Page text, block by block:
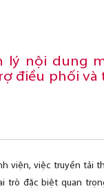
lý nội dung
điều phối và
viện, việc truyền tải
trò đặc biệt quan